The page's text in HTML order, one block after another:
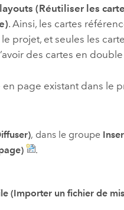
(Réutiliser les
. Ainsi, les cartes
projet, et seules les
des cartes en
page existant dans le
, dans le groupe
.
(Importer un fichier de